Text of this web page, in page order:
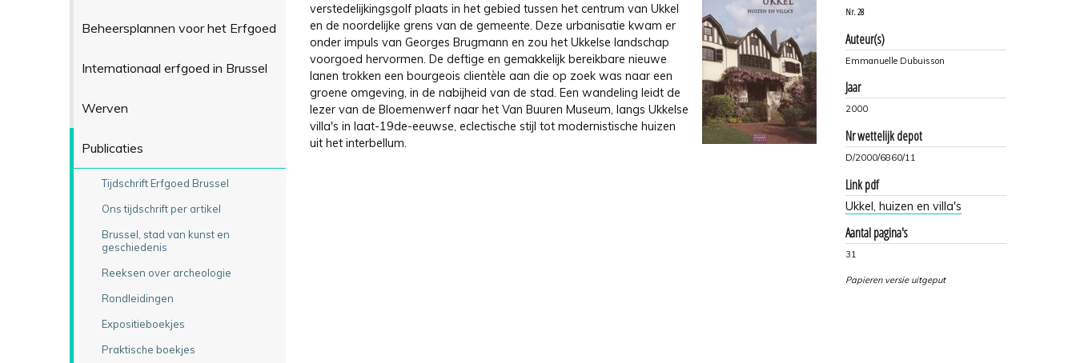
Beheersplannen voor het Erfgoed
Internationaal erfgoed in Brussel
Werven
Publicaties
Tijdschrift Erfgoed Brussel
Ons tijdschrift per artikel
Brussel, stad van kunst en
geschiedenis
Reeksen over archeologie
Rondleidingen
Expositieboekjes
Praktische boekjes
verstedelijkingsgolf plaats in het gebied tussen het centrum van Ukkel
en de noordelijke grens van de gemeente. Deze urbanisatie kwam er
onder impuls van Georges Brugmann en zou het Ukkelse landschap
voorgoed hervormen. De deftige en gemakkelijk bereikbare nieuwe
lanen trokken een bourgeois clientèle aan die op zoek was naar een
groene omgeving, in de nabijheid van de stad. Een wandeling leidt de
lezer van de Bloemenwerf naar het Van Buuren Museum, langs Ukkelse
villa's in laat-19de-eeuwse, eclectische stijl tot modernistische huizen
uit het interbellum.
Nr. 28
Auteur(s)
Emmanuelle Dubuisson
Jaar
2000
Nr wettelijk depot
D/2000/6860/11
Link pdf
Ukkel, huizen en villa's
Aantal pagina's
31
Papieren versie uitgeput